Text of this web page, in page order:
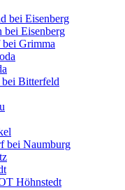
bei Eisenberg
Eisenberg
Grimma
Bitterfeld
bei Naumburg
Höhnstedt